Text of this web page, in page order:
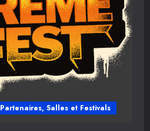
Partenaires, Salles et Festivals